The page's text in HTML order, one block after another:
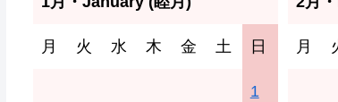
月 火 水 木 金 土 日
1
月